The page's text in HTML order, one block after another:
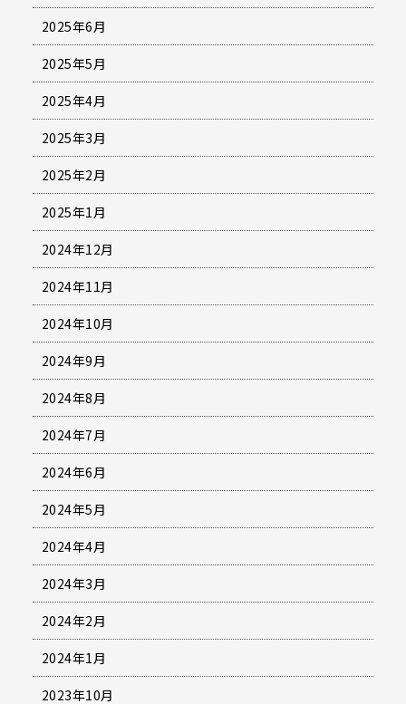
2025年6月
2025年5月
2025年4月
2025年3月
2025年2月
2025年1月
2024年12月
2024年11月
2024年10月
2024年9月
2024年8月
2024年7月
2024年6月
2024年5月
2024年4月
2024年3月
2024年2月
2024年1月
2023年10月